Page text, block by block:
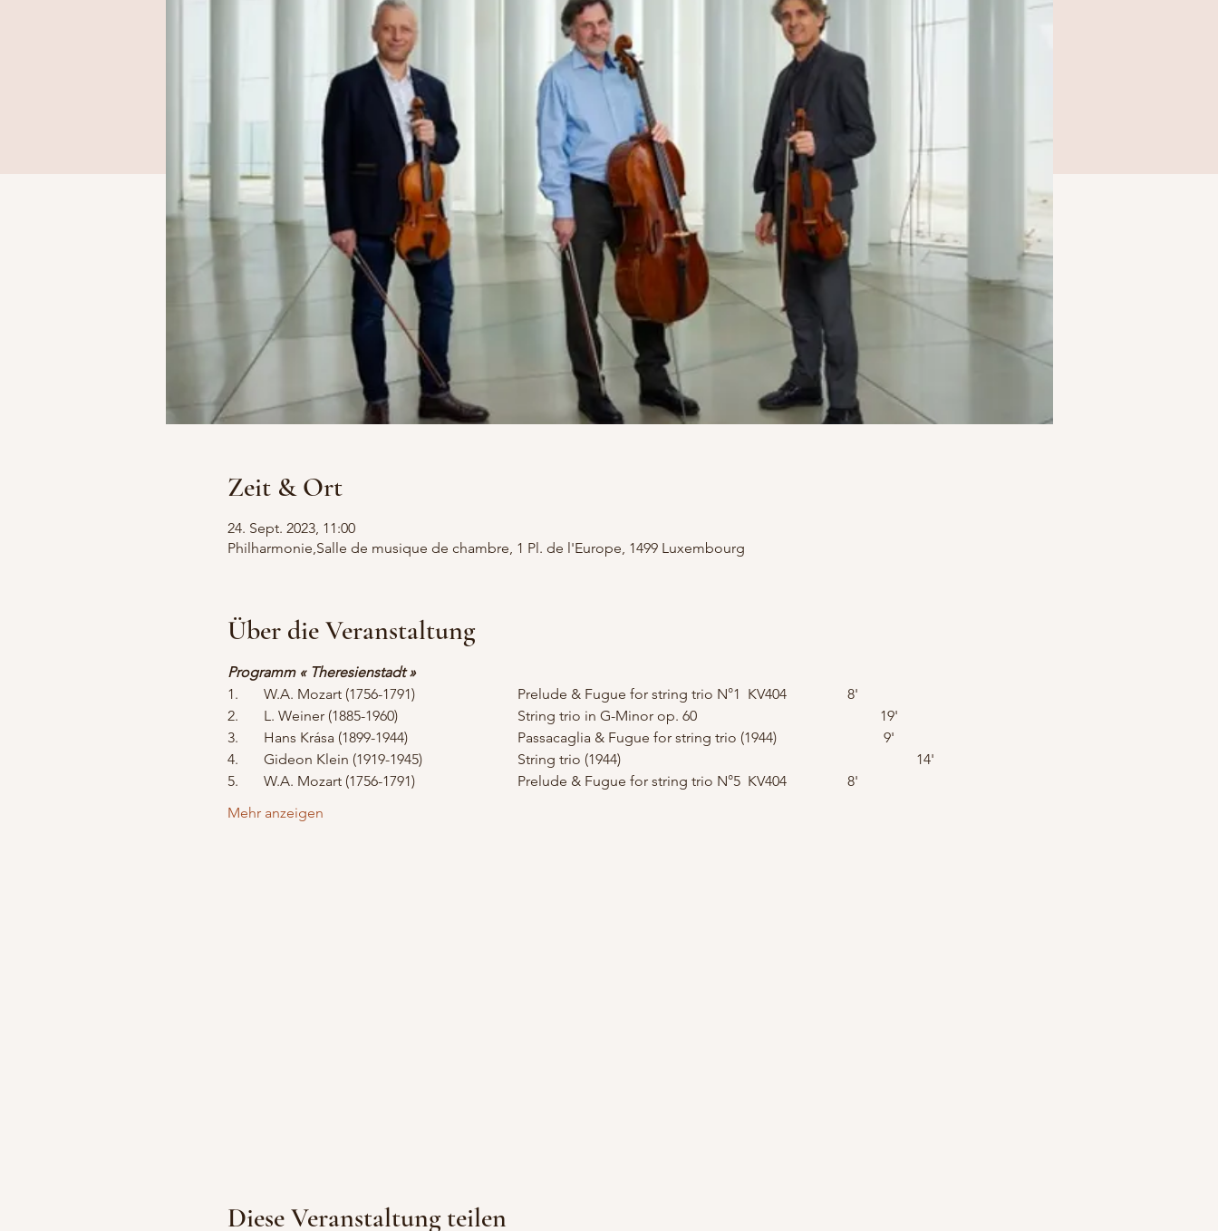
Zeit & Ort
24. Sept. 2023, 11:00
Philharmonie,Salle de musique de chambre, 1 Pl. de l'Europe, 1499 Luxembourg
Über die Veranstaltung
Programm « Theresienstadt »
1.	W.A. Mozart (1756-1791)			Prelude & Fugue for string trio N°1  KV404 		 8'
2.	L. Weiner (1885-1960)	  			String trio in G-Minor op. 60	  					19'
3.	Hans Krása (1899-1944)	  		Passacaglia & Fugue for string trio (1944)			 9'
4.	Gideon Klein (1919-1945)  			String trio (1944)									14'
5.	W.A. Mozart (1756-1791)			Prelude & Fugue for string trio N°5  KV404  		 8'
Mehr anzeigen
Diese Veranstaltung teilen